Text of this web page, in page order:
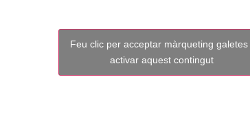
Feu clic per acceptar màrqueting galetes
activar aquest contingut